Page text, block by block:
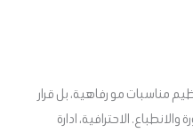
مناسبات مو رفاهية، بل قرار
الاحترافية، ادارة